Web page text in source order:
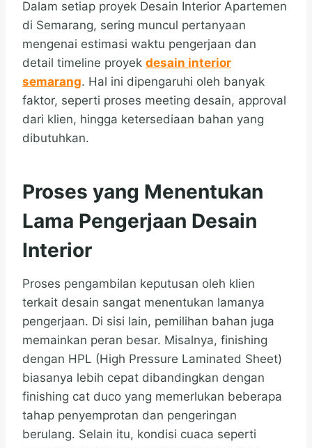
Dalam setiap proyek Desain Interior Apartemen
di Semarang, sering muncul pertanyaan
mengenai estimasi waktu pengerjaan dan
detail timeline proyek desain interior
semarang. Hal ini dipengaruhi oleh banyak
faktor, seperti proses meeting desain, approval
dari klien, hingga ketersediaan bahan yang
dibutuhkan.
Proses yang Menentukan
Lama Pengerjaan Desain
Interior
Proses pengambilan keputusan oleh klien
terkait desain sangat menentukan lamanya
pengerjaan. Di sisi lain, pemilihan bahan juga
memainkan peran besar. Misalnya, finishing
dengan HPL (High Pressure Laminated Sheet)
biasanya lebih cepat dibandingkan dengan
finishing cat duco yang memerlukan beberapa
tahap penyemprotan dan pengeringan
berulang. Selain itu, kondisi cuaca seperti